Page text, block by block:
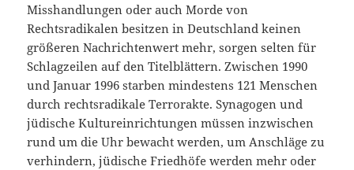
Misshandlungen oder auch Morde von
Rechtsradikalen besitzen in Deutschland keinen
größeren Nachrichtenwert mehr, sorgen selten für
Schlagzeilen auf den Titelblättern. Zwischen 1990
und Januar 1996 starben mindestens 121 Menschen
durch rechtsradikale Terrorakte. Synagogen und
jüdische Kultureinrichtungen müssen inzwischen
rund um die Uhr bewacht werden, um Anschläge zu
verhindern, jüdische Friedhöfe werden mehr oder